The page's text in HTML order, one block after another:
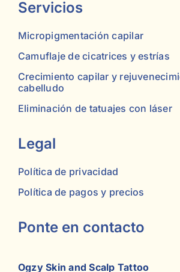
Servicios
Micropigmentación capilar
Camuflaje de cicatrices y estrías
Crecimiento capilar y
cabelludo
Eliminación de tatuajes con láser
Legal
Política de privacidad
Política de pagos y precios
Ponte en contacto
Ogzy Skin and Scalp Tattoo